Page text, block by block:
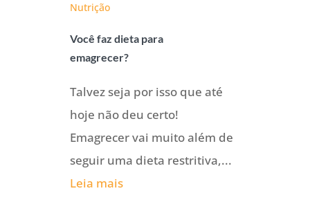
Nutrição
Você faz dieta para
emagrecer?
Talvez seja por isso que até
hoje não deu certo!
Emagrecer vai muito além de
seguir uma dieta restritiva,...
Leia mais